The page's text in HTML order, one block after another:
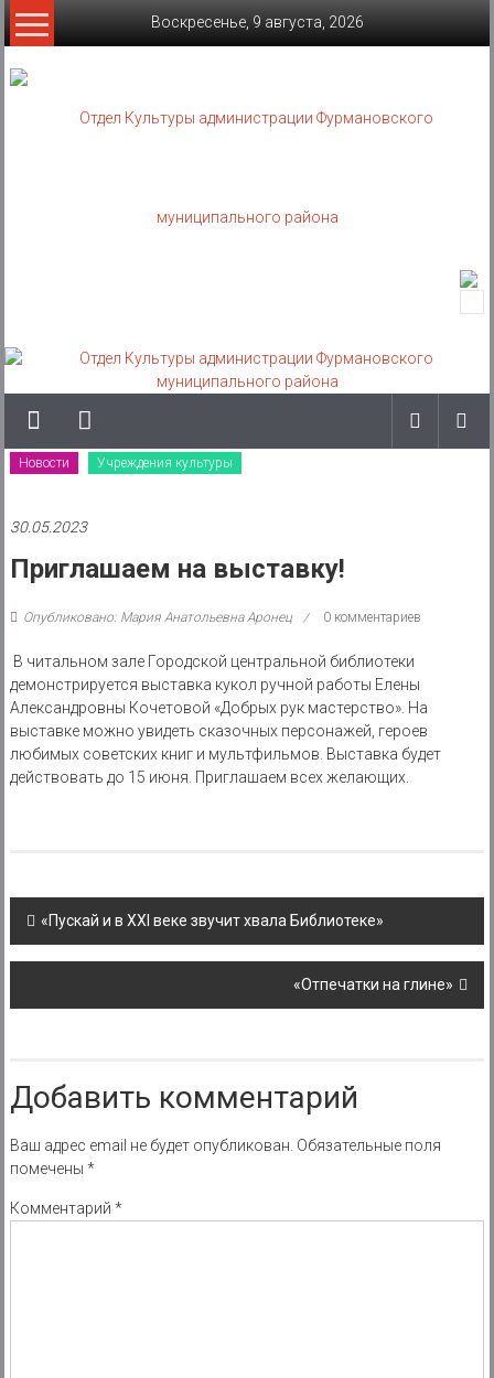
Skip
to
Воскресенье, 9 августа, 2026
администрации
Фурмановского
муниципального
казенное
Новости Учреждения культуры
30.05.2023
Приглашаем на выставку!
Опубликовано: Мария Анатольевна Аронец 0 комментариев
В читальном зале Городской центральной библиотеки
демонстрируется выставка кукол ручной работы Елены
Александровны Кочетовой «Добрых рук мастерство». На
выставке можно увидеть сказочных персонажей, героев
любимых советских книг и мультфильмов. Выставка будет
действовать до 15 июня. Приглашаем всех желающих.
Post
navigation
«Пускай и в XXI веке звучит хвала Библиотеке»
«Отпечатки на глине»
Добавить комментарий
Ваш адрес email не будет опубликован. Обязательные поля
помечены *
Комментарий *